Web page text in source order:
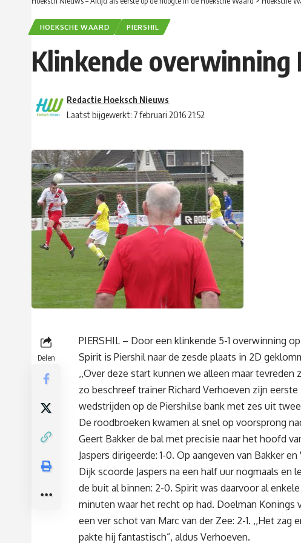
HOEKSCHE WAARD PIERSHIL
Klinkende overwinning
Laatst bijgewerkt: 7 februari 2016 21:52
Redactie Hoeksch Nieuws
Delen
PIERSHIL – Door een klinkende 5-1 overwinning op
Spirit is Piershil naar de zesde plaats in 2D
,,Over deze start kunnen we alleen maar tevreden
zo beschreef trainer Richard Verhoeven zijn eerste
wedstrijden op de Piershilse bank met zes uit
De roodbroeken kwamen al snel op voorsprong
Geert Bakker de bal met precisie naar het hoofd
Jaspers dirigeerde: 1-0. Op aangeven van Bakker en
Dijk scoorde Jaspers na een half uur nogmaals en
de buit al binnen: 2-0. Spirit was daarvoor al
minuten waar het recht op had. Doelman Konings
een ver schot van Marc van der Zee: 2-1. ,,Het
pakte hij fantastisch”, aldus Verhoeven.